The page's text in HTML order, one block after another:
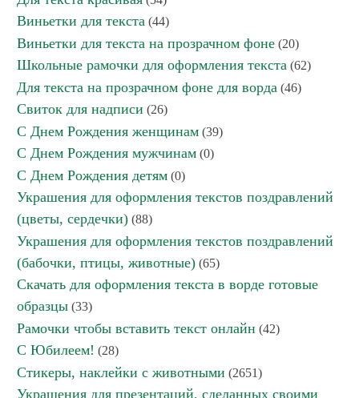
Виньетки для текста (44)
Виньетки для текста на прозрачном фоне (20)
Школьные рамочки для оформления текста (62)
Для текста на прозрачном фоне для ворда (46)
Свиток для надписи (26)
С Днем Рождения женщинам (39)
С Днем Рождения мужчинам (0)
С Днем Рождения детям (0)
Украшения для оформления текстов поздравлений
(цветы, сердечки) (88)
Украшения для оформления текстов поздравлений
(бабочки, птицы, животные) (65)
Скачать для оформления текста в ворде готовые
образцы (33)
Рамочки чтобы вставить текст онлайн (42)
С Юбилеем! (28)
Стикеры, наклейки с животными (2651)
Украшения для презентаций, сделанных своими